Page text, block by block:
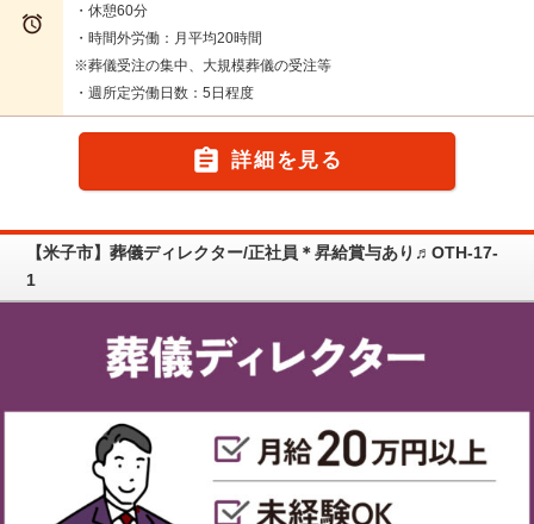

・休憩60分
・時間外労働：月平均20時間
※葬儀受注の集中、大規模葬儀の受注等
・週所定労働日数：5日程度
 詳細を見る
【米子市】葬儀ディレクター/正社員＊昇給賞与あり♬OTH-17-
1